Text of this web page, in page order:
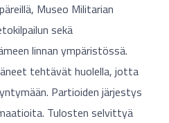
Museo Militarian
sekä
linnan ympäristössä.
tehtävät huolella, jotta
Partioiden järjestys
Tulosten selvittyä